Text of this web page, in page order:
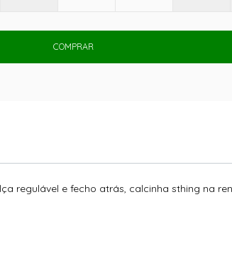
COMPRAR
regulável e fecho atrás, calcinha sthing na